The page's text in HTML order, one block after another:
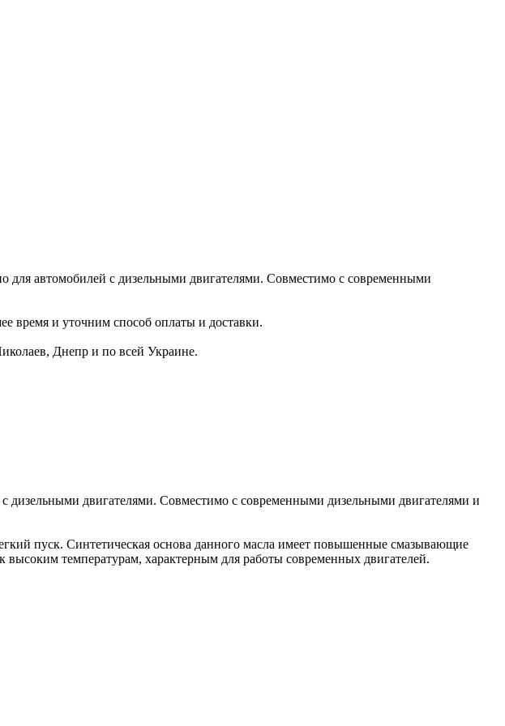
для автомобилей с дизельными двигателями. Совместимо с современными
время и уточним способ оплаты и доставки.
Днепр и по всей Украине.
дизельными двигателями. Совместимо с современными дизельными двигателями и
пуск. Синтетическая основа данного масла имеет повышенные смазывающие
высоким температурам, характерным для работы современных двигателей.